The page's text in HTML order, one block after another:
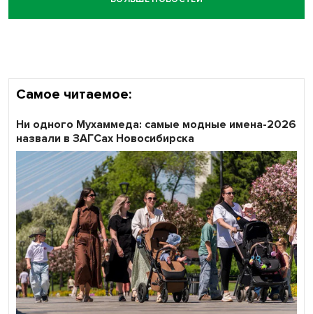
объективность результатов ЕДГ в Новосибирской
Самое читаемое:
Ни одного Мухаммеда: самые модные имена-2026
назвали в ЗАГСах Новосибирска